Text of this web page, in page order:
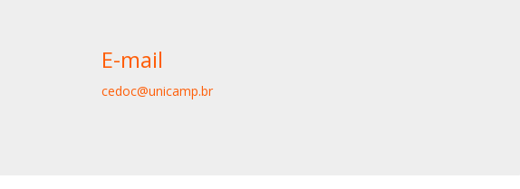
E-mail
cedoc@unicamp.br